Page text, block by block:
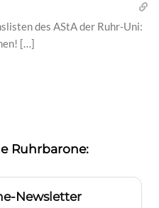
des AStA der Ruhr-Uni:
[…]
Ruhrbarone:
Newsletter